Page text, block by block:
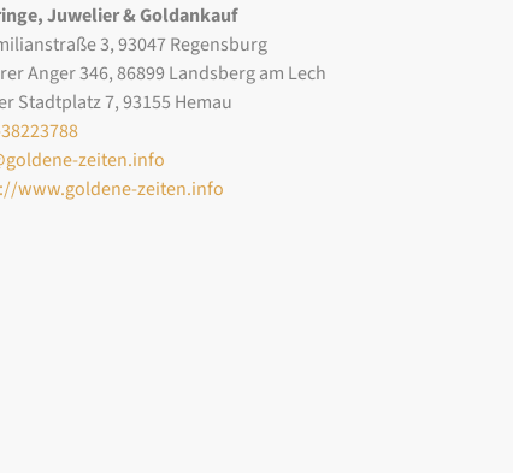
Juwelier & Goldankauf
3, 93047 Regensburg
Anger 346, 86899 Landsberg am Lech
Stadtplatz 7, 93155 Hemau
zeiten.info
www.goldene-zeiten.info